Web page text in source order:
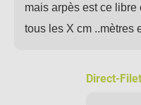
mais arpès est ce
tous les X cm ..mètres
Direct-Filet